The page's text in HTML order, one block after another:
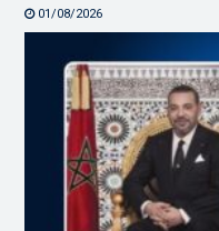
01/08/2026